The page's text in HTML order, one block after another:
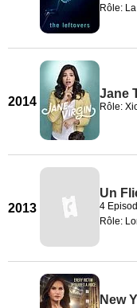
Rôle:
2014
Jane
Rôle:
2013
Un
4
Rôle:
New